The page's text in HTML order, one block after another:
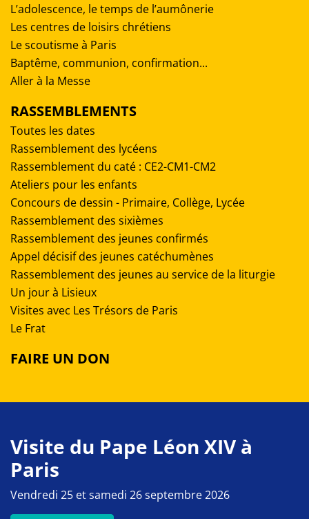
L’adolescence, le temps de l’aumônerie
Les centres de loisirs chrétiens
Le scoutisme à Paris
Baptême, communion, confirmation...
Aller à la Messe
RASSEMBLEMENTS
Toutes les dates
Rassemblement des lycéens
Rassemblement du caté : CE2-CM1-CM2
Ateliers pour les enfants
Concours de dessin - Primaire, Collège, Lycée
Rassemblement des sixièmes
Rassemblement des jeunes confirmés
Appel décisif des jeunes catéchumènes
Rassemblement des jeunes au service de la liturgie
Un jour à Lisieux
Visites avec Les Trésors de Paris
Le Frat
FAIRE UN DON
Visite du Pape Léon XIV à
Paris
Vendredi 25 et samedi 26 septembre 2026